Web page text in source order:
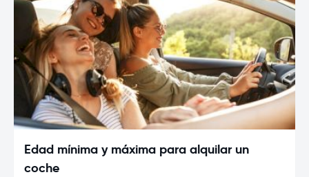
Edad mínima y máxima para alquilar un
coche